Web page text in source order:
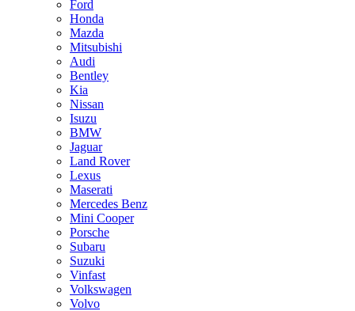
Ford
Honda
Mazda
Mitsubishi
Audi
Bentley
Kia
Nissan
Isuzu
BMW
Jaguar
Land Rover
Lexus
Maserati
Mercedes Benz
Mini Cooper
Porsche
Subaru
Suzuki
Vinfast
Volkswagen
Volvo